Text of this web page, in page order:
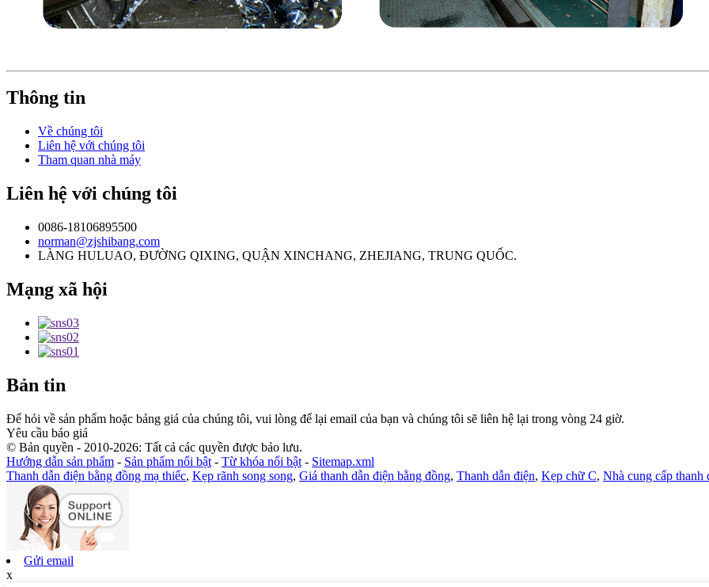
Thông tin
Về chúng tôi
Liên hệ với chúng tôi
Tham quan nhà máy
Liên hệ với chúng tôi
0086-18106895500
norman@zjshibang.com
LÀNG HULUAO, ĐƯỜNG QIXING, QUẬN XINCHANG, ZHEJIANG, TRUNG QUỐC.
Mạng xã hội
Bản tin
Để hỏi về sản phẩm hoặc bảng giá của chúng tôi, vui lòng để lại email của bạn và chúng tôi sẽ liên hệ lại trong vòng 24 giờ.
Yêu cầu báo giá
© Bản quyền - 2010-2026: Tất cả các quyền được bảo lưu.
Hướng dẫn sản phẩm - Sản phẩm nổi bật - Từ khóa nổi bật - Sitemap.xml
Thanh dẫn điện bằng đồng mạ thiếc, Kẹp rãnh song song, Giá thanh dẫn điện bằng đồng, Thanh dẫn điện, Kẹp chữ C, Nhà cung cấp thanh
Gửi email
x